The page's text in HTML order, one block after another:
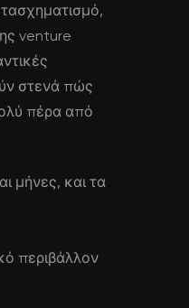
venture
στενά πώς
πέρα από
μήνες, και τα
περιβάλλον